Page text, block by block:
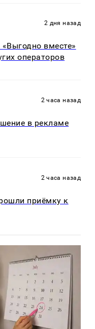
2 дня назад
вместе»
операторов
2 часа назад
в рекламе
2 часа назад
приёмку к